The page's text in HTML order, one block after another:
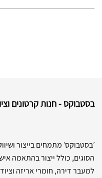
בסטבוקס - חנות קרטונים
׳בסטבוקס׳ מתמחים בייצור
הסוגים, כולל ייצור בהתאמה
למעבר דירה, חומרי אריזה